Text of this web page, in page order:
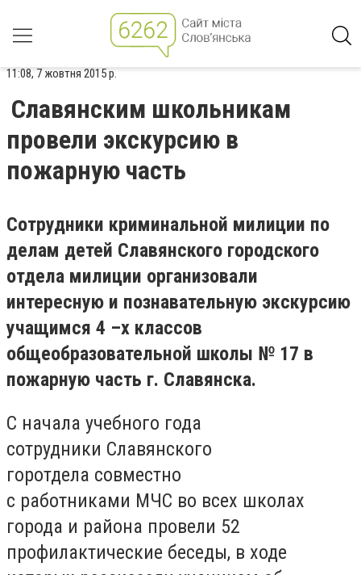
11:08, 7 жовтня 2015 р.
Славянским школьникам
провели экскурсию в
пожарную часть
Сотрудники криминальной милиции по
делам детей Славянского городского
отдела милиции организовали
интересную и познавательную экскурсию
учащимся 4 –х классов
общеобразовательной школы № 17 в
пожарную часть г. Славянска.
С начала учебного года
сотрудники Славянского
горотдела совместно
с работниками МЧС во всех школах
города и района провели 52
профилактические беседы, в ходе